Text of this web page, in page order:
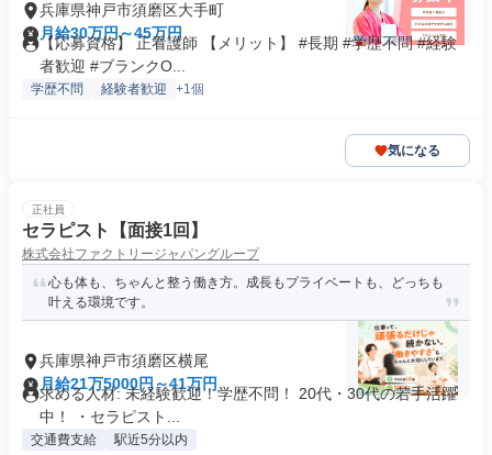
兵庫県神戸市須磨区大手町
月給30万円～45万円
【応募資格】 正看護師 【メリット】 #長期 #学歴不問 #経験
者歓迎 #ブランクO...
学歴不問 経験者歓迎 +1個
気になる
正社員
セラピスト【面接1回】
株式会社ファクトリージャパングループ
心も体も、ちゃんと整う働き方。成長もプライベートも、どっちも
叶える環境です。
兵庫県神戸市須磨区横尾
月給21万5000円～41万円
求める人材: 未経験歓迎！学歴不問！ 20代・30代の若手活躍
中！ ・セラピスト...
交通費支給 駅近5分以内